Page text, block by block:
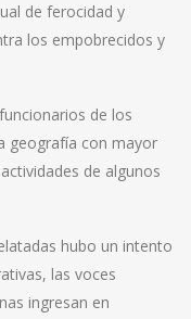
de ferocidad y
los empobrecidos y
de los
geografía con mayor
de algunos
hubo un intento
las voces
ingresan en